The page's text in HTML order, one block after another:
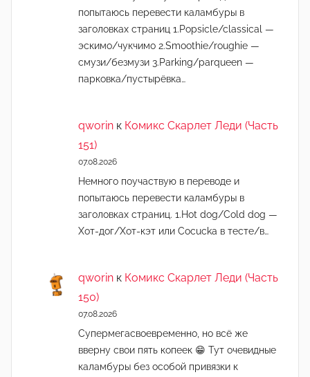
попытаюсь перевести каламбуры в
заголовках страниц 1.Popsicle/classical —
эскимо/чукчимо 2.Smoothie/roughie —
смузи/безмузи 3.Parking/parqueen —
парковка/пустырёвка…
qworin к Комикс Скарлет Леди (Часть
151)
07.08.2026
Немного поучаствую в переводе и
попытаюсь перевести каламбуры в
заголовках страниц. 1.Hot dog/Cold dog —
Хот-дог/Хот-кэт или Cocucka в тесте/в…
qworin к Комикс Скарлет Леди (Часть
150)
07.08.2026
Супермегасвоевременно, но всё же
вверну свои пять копеек 😁 Тут очевидные
каламбуры без особой привязки к